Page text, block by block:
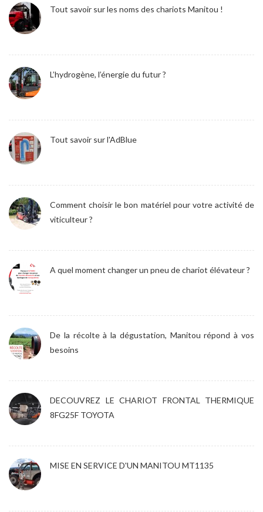
Tout savoir sur les noms des chariots Manitou !
L’hydrogène, l’énergie du futur ?
Tout savoir sur l'AdBlue
Comment choisir le bon matériel pour votre activité de
viticulteur ?
A quel moment changer un pneu de chariot élévateur ?
De la récolte à la dégustation, Manitou répond à vos
besoins
DECOUVREZ LE CHARIOT FRONTAL THERMIQUE
8FG25F TOYOTA
MISE EN SERVICE D'UN MANITOU MT1135